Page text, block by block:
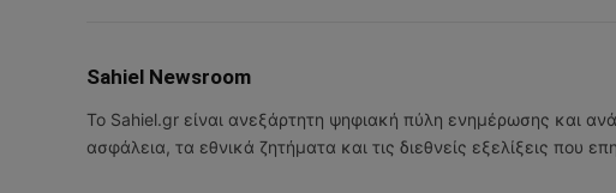
Sahiel Newsroom
Το Sahiel.gr είναι ανεξάρτητη ψηφιακή πύλη ενημέρωσης και
ασφάλεια, τα εθνικά ζητήματα και τις διεθνείς εξελίξεις που